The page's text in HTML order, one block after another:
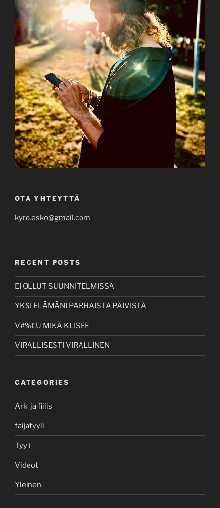
OTA YHTEYTTÄ
kyro.esko@gmail.com
RECENT POSTS
EI OLLUT SUUNNITELMISSA
YKSI ELÄMÄNI PARHAISTA PÄIVISTÄ
V#%€U MIKÄ KLISEE
VIRALLISESTI VIRALLINEN
CATEGORIES
Arki ja fiilis
faijatyyli
Tyyli
Videot
Yleinen